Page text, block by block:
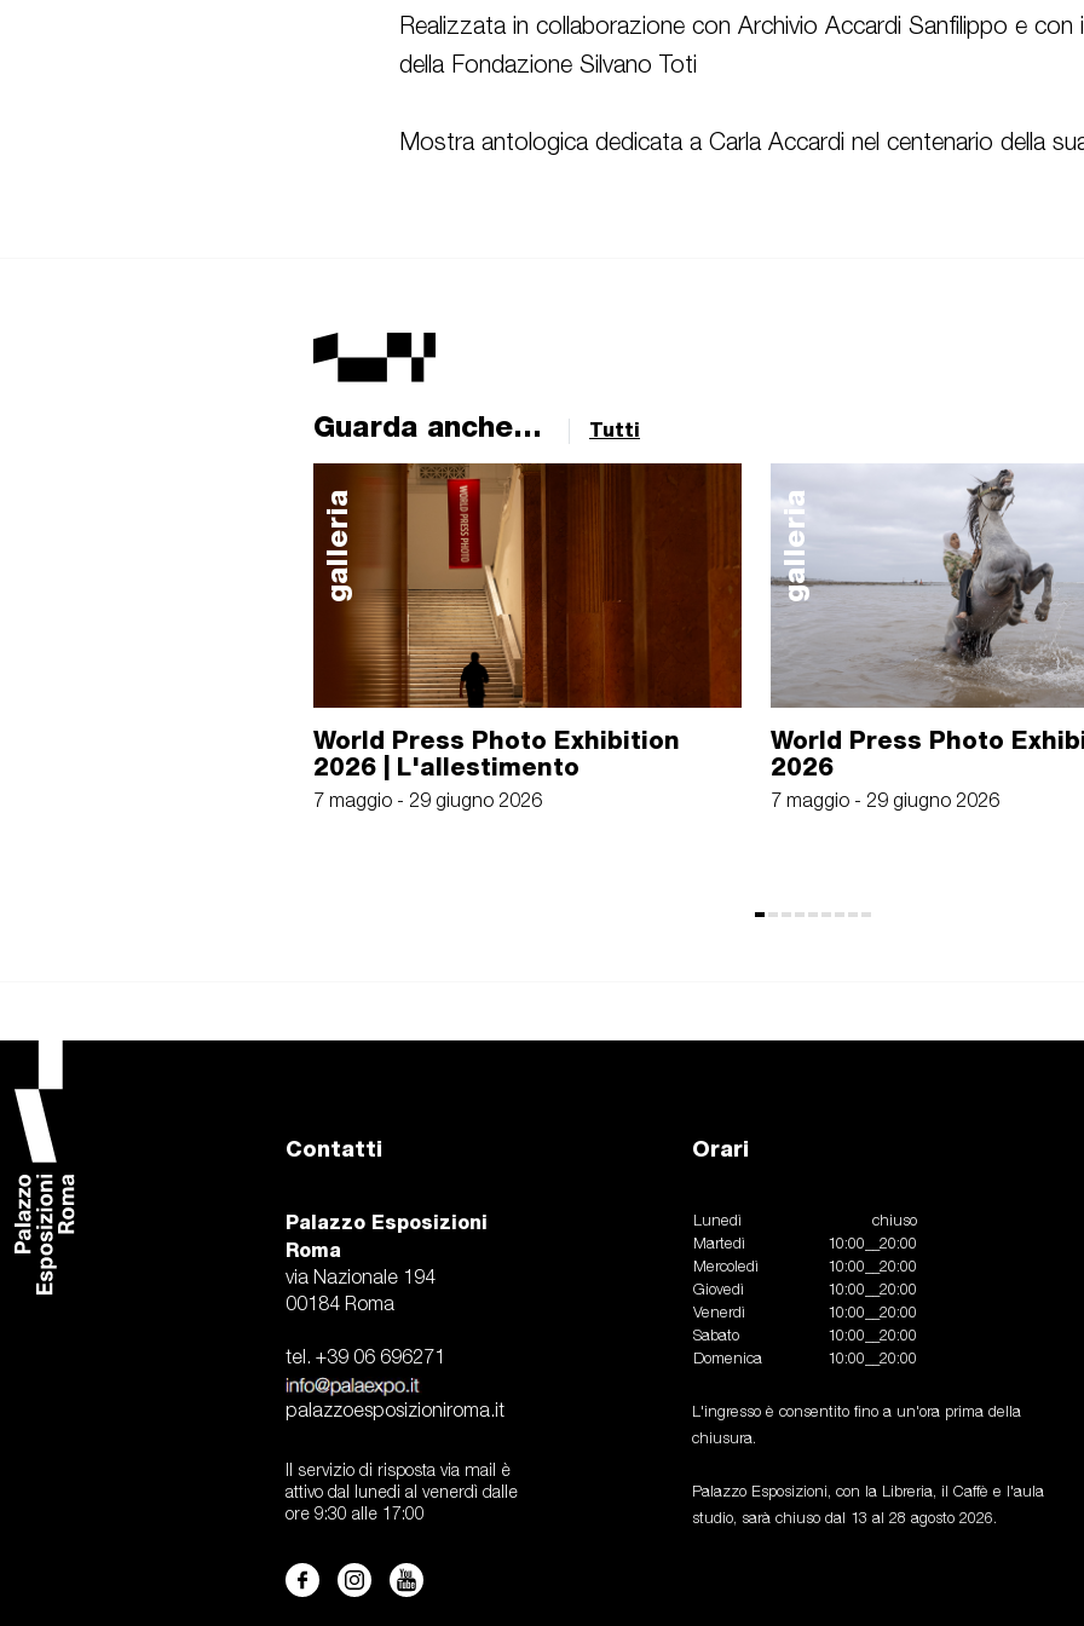
Realizzata in collaborazione con Archivio Accardi Sanfilippo e con
della Fondazione Silvano Toti
Mostra antologica dedicata a Carla Accardi nel centenario della
Guarda anche... Tutti
galleria
World Press Photo Exhibition
2026 | L'allestimento
7 maggio - 29 giugno 2026
galleria
World Press Photo
2026
7 maggio - 29 giugno 2026
Contatti
Palazzo Esposizioni
Roma
via Nazionale 194
00184 Roma
tel. +39 06 696271
palazzoesposizioniroma.it
Il servizio di risposta via mail è
attivo dal lunedi al venerdì dalle
ore 9:30 alle 17:00
Orari
Lunedì
chiuso
Martedì
10:00__20:00
Mercoledì
10:00__20:00
Giovedì
10:00__20:00
Venerdì
10:00__20:00
Sabato
10:00__20:00
Domenica
10:00__20:00
L'ingresso è consentito fino a un'ora prima della
chiusura.
Palazzo Esposizioni, con la Libreria, il Caffè e l'aula
studio, sarà chiuso dal 13 al 28 agosto 2026.